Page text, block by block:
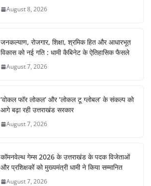
August 8, 2026
जनकल्याण, रोजगार, शिक्षा, श्रमिक हित और आधारभूत
विकास को नई गति : धामी कैबिनेट के ऐतिहासिक फैसले
August 7, 2026
‘वोकल फॉर लोकल’ और ‘लोकल टू ग्लोबल’ के संकल्प को
आगे बढ़ा रही उत्तराखंड सरकार
August 7, 2026
कॉमनवेल्थ गेम्स 2026 के उत्तराखंड के पदक विजेताओं
और प्रशिक्षकों को मुख्यमंत्री धामी ने किया सम्मानित
August 7, 2026